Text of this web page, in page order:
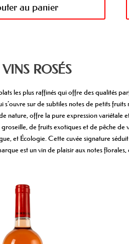
au panier
vins rosés
les plus raffinés qui offre des qualités
sur de subtiles notes de petits
nature, offre la pure expression
de fruits exotiques et de pêche de
et Écologie. Cette cuvée signature
est un vin de plaisir aux notes